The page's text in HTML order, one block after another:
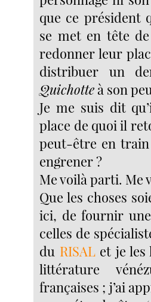
que ce président
se met en tête
redonner leur
distribuer un
Quichotte à son
Je me suis dit
place de quoi il
peut-être en train
engrener ?
Me voilà parti. Me
Que les choses
ici, de fournir
celles de
du RISALet je les
littérature
françaises ; j’ai